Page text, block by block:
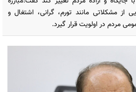
از مشکلاتی مانند تورم، گرانی، اشتغال و
مردم در اولویت قرار گیرد.